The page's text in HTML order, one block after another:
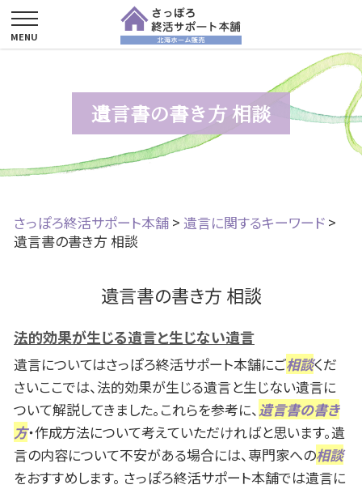
遺言書の書き方 相談
さっぽろ終活サポート本舗 > 遺言に関するキーワード >
遺言書の書き方 相談
遺言書の書き方 相談
法的効果が生じる遺言と生じない遺言
遺言についてはさっぽろ終活サポート本舗にご相談くだ
さいここでは、法的効果が生じる遺言と生じない遺言に
ついて解説してきました。これらを参考に、遺言書の書き
方・作成方法について考えていただければと思います。遺
言の内容について不安がある場合には、専門家への相談
をおすすめします。 さっぽろ終活サポート本舗では遺言に